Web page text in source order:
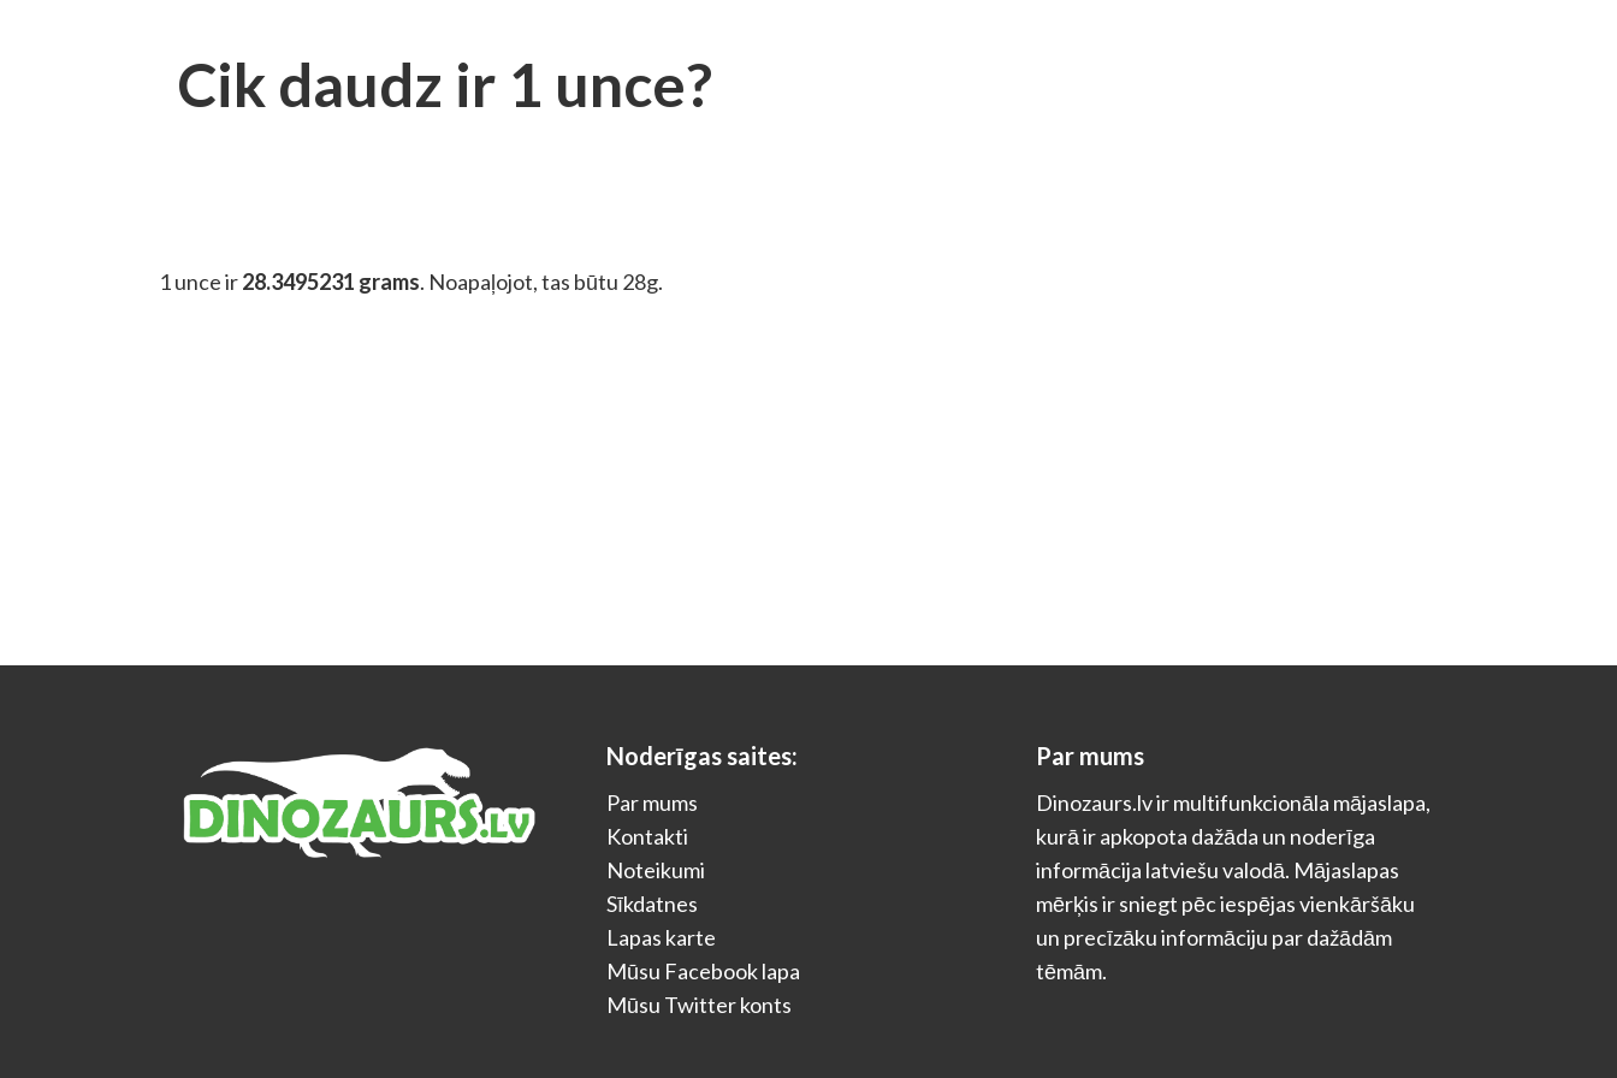
Cik daudz ir 1 unce?
1 unce ir28.3495231 grams. Noapaļojot, tas būtu 28g.
Noderīgas saites:
Par mums
Kontakti
Noteikumi
Sīkdatnes
Lapas karte
Mūsu Facebook lapa
Mūsu Twitter konts
Par mums
Dinozaurs.lv ir multifunkcionāla mājaslapa,
kurā ir apkopota dažāda un noderīga
informācija latviešu valodā. Mājaslapas
mērķis ir sniegt pēc iespējas vienkāršāku
un precīzāku informāciju par dažādām
tēmām.